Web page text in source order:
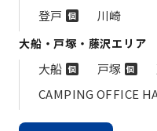
登戸 個 川崎
大船・戸塚・藤沢エリア
大船 個 戸塚 個
CAMPING OFFICE